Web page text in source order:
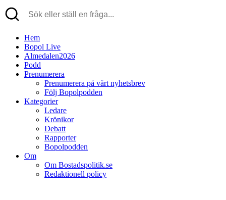
Hem
Bopol Live
Almedalen2026
Podd
Prenumerera
Prenumerera på vårt nyhetsbrev
Följ Bopolpodden
Kategorier
Ledare
Krönikor
Debatt
Rapporter
Bopolpodden
Om
Om Bostadspolitik.se
Redaktionell policy